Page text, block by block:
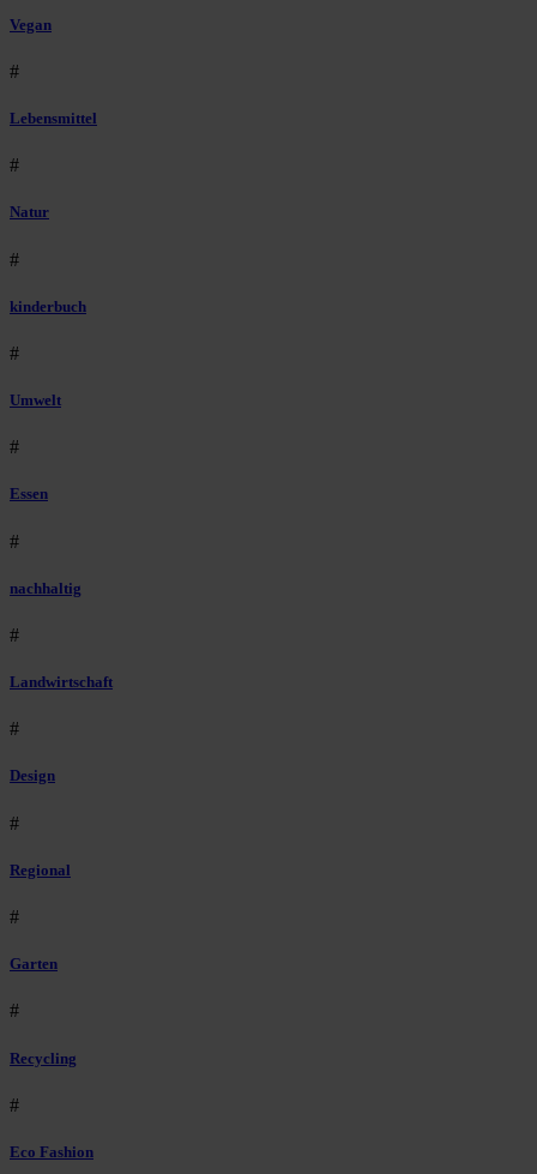
Vegan
#
Lebensmittel
#
Natur
#
kinderbuch
#
Umwelt
#
Essen
#
nachhaltig
#
Landwirtschaft
#
Design
#
Regional
#
Garten
#
Recycling
#
Eco Fashion